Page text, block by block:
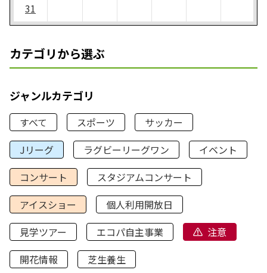
31
カテゴリから選ぶ
ジャンルカテゴリ
すべて スポーツ
サッカー
Jリーグ
ラグビーリーグワン
イベント
コンサート
スタジアムコンサート
アイスショー
個人利用開放日
見学ツアー
エコパ自主事業
注意
開花情報
芝生養生